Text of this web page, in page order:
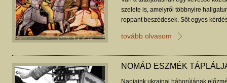
szelete is, amelyről többnyire
roppant beszédesek. Sőt egyes
tovább olvasom
NOMÁD ESZMÉK
Napjaink ukrajnai háborújának